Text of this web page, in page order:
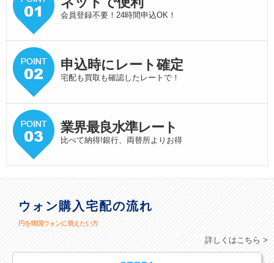
会員登録不要！24時間申込OK！
申込時にレート確定
宅配も買取も確認したレートで！
業界最良水準レート
比べて納得!銀行、両替所よりお得
ウォン購入宅配の流れ
円を韓国ウォンに替えたい方
詳しくはこちら >